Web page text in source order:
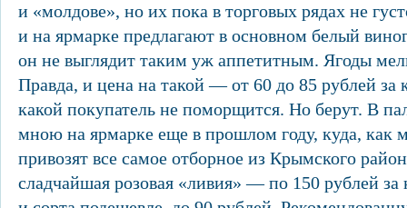
и «молдове», но их пока в торговых рядах не
и на ярмарке предлагают в основном белый
он не выглядит таким уж аппетитным. Ягоды
Правда, и цена на такой — от 60 до 85 рублей
какой покупатель не поморщится. Но берут. В
мною на ярмарке еще в прошлом году, куда, как
привозят все самое отборное из Крымского
сладчайшая розовая «ливия» — по 150 рублей за